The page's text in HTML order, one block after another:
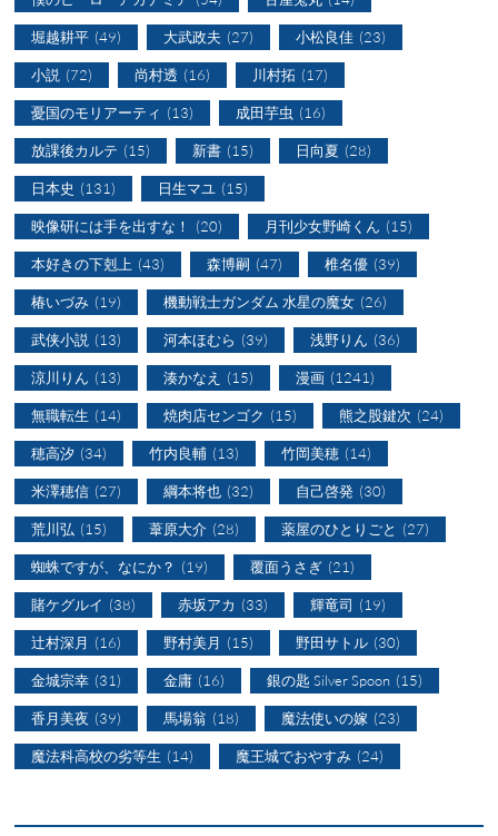
堀越耕平 (49) 大武政夫 (27) 小松良佳 (23)
小説 (72) 尚村透 (16) 川村拓 (17)
憂国のモリアーティ (13) 成田芋虫 (16)
放課後カルテ (15) 新書 (15) 日向夏 (28)
日本史 (131) 日生マユ (15)
映像研には手を出すな！ (20) 月刊少女野崎くん (15)
本好きの下剋上 (43) 森博嗣 (47) 椎名優 (39)
椿いづみ (19) 機動戦士ガンダム 水星の魔女 (26)
武侠小説 (13) 河本ほむら (39) 浅野りん (36)
涼川りん (13) 湊かなえ (15) 漫画 (1241)
無職転生 (14) 焼肉店センゴク (15) 熊之股鍵次 (24)
穂高汐 (34) 竹内良輔 (13) 竹岡美穂 (14)
米澤穂信 (27) 綱本将也 (32) 自己啓発 (30)
荒川弘 (15) 葦原大介 (28) 薬屋のひとりごと (27)
蜘蛛ですが、なにか？ (19) 覆面うさぎ (21)
賭ケグルイ (38) 赤坂アカ (33) 輝竜司 (19)
辻村深月 (16) 野村美月 (15) 野田サトル (30)
金城宗幸 (31) 金庸 (16) 銀の匙 Silver Spoon (15)
香月美夜 (39) 馬場翁 (18) 魔法使いの嫁 (23)
魔法科高校の劣等生 (14) 魔王城でおやすみ (24)